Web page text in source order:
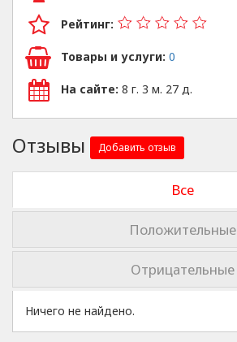
Рейтинг:
Товары и услуги: 0
На сайте: 8 г. 3 м. 27 д.
Отзывы Добавить отзыв
Все
Положительные
Отрицательные
Ничего не найдено.